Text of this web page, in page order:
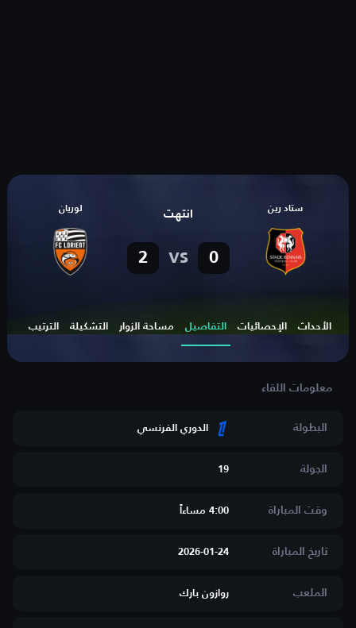
ستاد رين انتهت
0
vs
2
لوريان
الأحداث الإحصائيات التفاصيل مساحة الزوار التشكيلة الترتيب
البطولة الدوري الفرنسي
الجولة 19
وقت المباراة 4:00 مساءاََ
تاريخ المباراة 2026-01-24
الملعب روازون بارك